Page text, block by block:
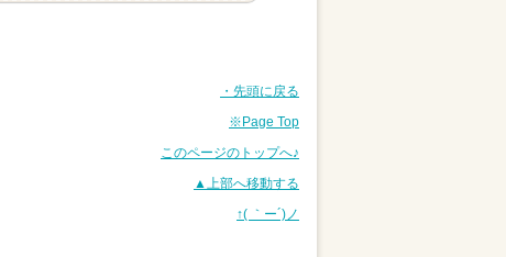
・先頭に戻る
※Page Top
このページのトップへ♪
▲上部へ移動する
↑( ｀ー´)ノ